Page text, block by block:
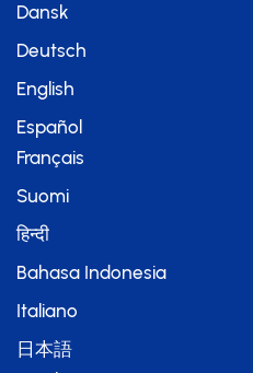
Dansk
Deutsch
English
Español
Français
Suomi
हिन्दी
Bahasa Indonesia
Italiano
日本語